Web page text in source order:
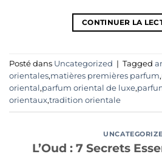
CONTINUER LA
Posté dans Uncategorized | Tagged
orientales,matières premières parfum,
oriental ,parfum oriental de luxe,
orientaux,tradition orientale
L’Oud : 7 Secrets